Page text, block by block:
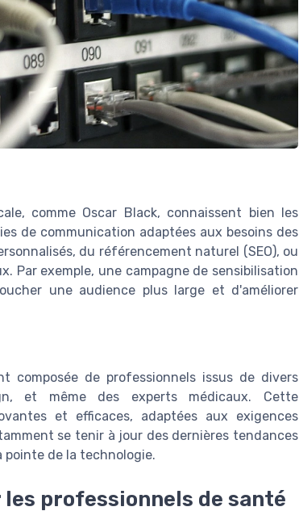
comme Oscar Black, connaissent bien les
de communication adaptées aux besoins des
du référencement naturel (SEO), ou
Par exemple, une campagne de sensibilisation
une audience plus large et d'améliorer
composée de professionnels issus de divers
et même des experts médicaux. Cette
et efficaces, adaptées aux exigences
se tenir à jour des dernières tendances
pointe de la technologie.
professionnels de santé